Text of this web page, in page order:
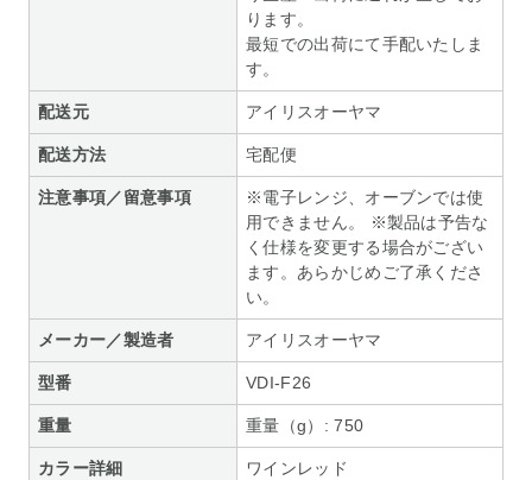
ります。
最短での出荷にて手配いたしま
す。
配送元 アイリスオーヤマ
配送方法 宅配便
注意事項／留意事項
※電子レンジ、オーブンでは使
用できません。 ※製品は予告な
く仕様を変更する場合がござい
ます。あらかじめご了承くださ
い。
メーカー／製造者 アイリスオーヤマ
型番 VDI-F26
重量 重量（g）: 750
カラー詳細 ワインレッド